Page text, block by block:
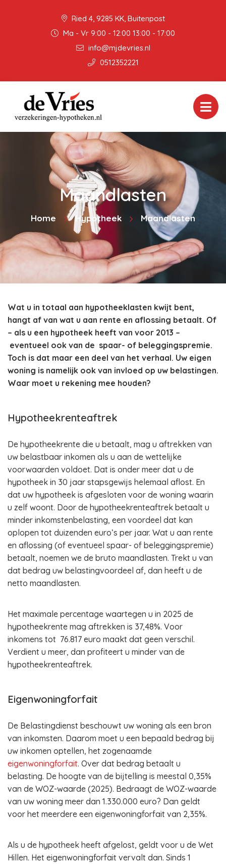
Ried 4, 9285 KK, Buitenpost
Ma - Vr 9:00 - 12:00 13:00 - 17:00
info@mjdevries.nl
0512352221
Maandlasten
Home Hypotheek Maandlasten
Wat u in totaal aan hypotheeklasten kwijt bent,
hangt af van wat u aan rente en aflossing betaalt. Of
– als u een hypotheek heeft van voor 2013 –
eventueel ook van de spaar- of beleggingspremie.
Toch is dat maar een deel van het verhaal. Uw eigen
woning is namelijk ook van invloed op uw belastingen.
Waar moet u rekening mee houden?
Hypotheekrenteaftrek
De hypotheekrente die u betaalt, mag u aftrekken van
uw belastbaar inkomen als u aan de wettelijke
voorwaarden voldoet. Dat is onder meer dat u de
hypotheek in 30 jaar stapsgewijs helemaal aflost. En
dat uw hypotheek is afgesloten voor de woning waarin
u zelf woont. Door de hypotheekrenteaftrek betaalt u
minder inkomstenbelasting, een voordeel dat kan
oplopen tot duizenden euro’s per jaar. Wat u aan rente
en aflossing (of eventueel spaar- of beleggingspremie)
betaalt, noemen we de bruto maandlasten. Trekt u van
dat bedrag uw belastingvoordeel af, dan heeft u de
netto maandlasten.
Het maximale percentage waartegen u in 2025 de
hypotheekrente mag aftrekken is 37,48%. Voor
inkomens tot 76.817 euro maakt dat geen verschil.
Verdient u meer, dan profiteert u minder van de
hypotheekrenteaftrek.
Eigenwoningforfait
De Belastingdienst beschouwt uw woning als een bron
van inkomsten. Daarom moet u een bepaald bedrag bij
uw inkomen optellen, het zogenaamde
eigenwoningforfait. Over dat bedrag betaalt u
belasting. De hoogte van de bijtelling is meestal 0,35%
van de WOZ-waarde (2025). Bedraagt de WOZ-waarde
van uw woning meer dan 1.330.000 euro? Dan geldt
voor het meerdere een eigenwoningforfait van 2,35%.
Als u de hypotheek heeft afgelost, geldt voor u de Wet
Hillen. Het eigenwoningforfait vervalt dan. Sinds 1